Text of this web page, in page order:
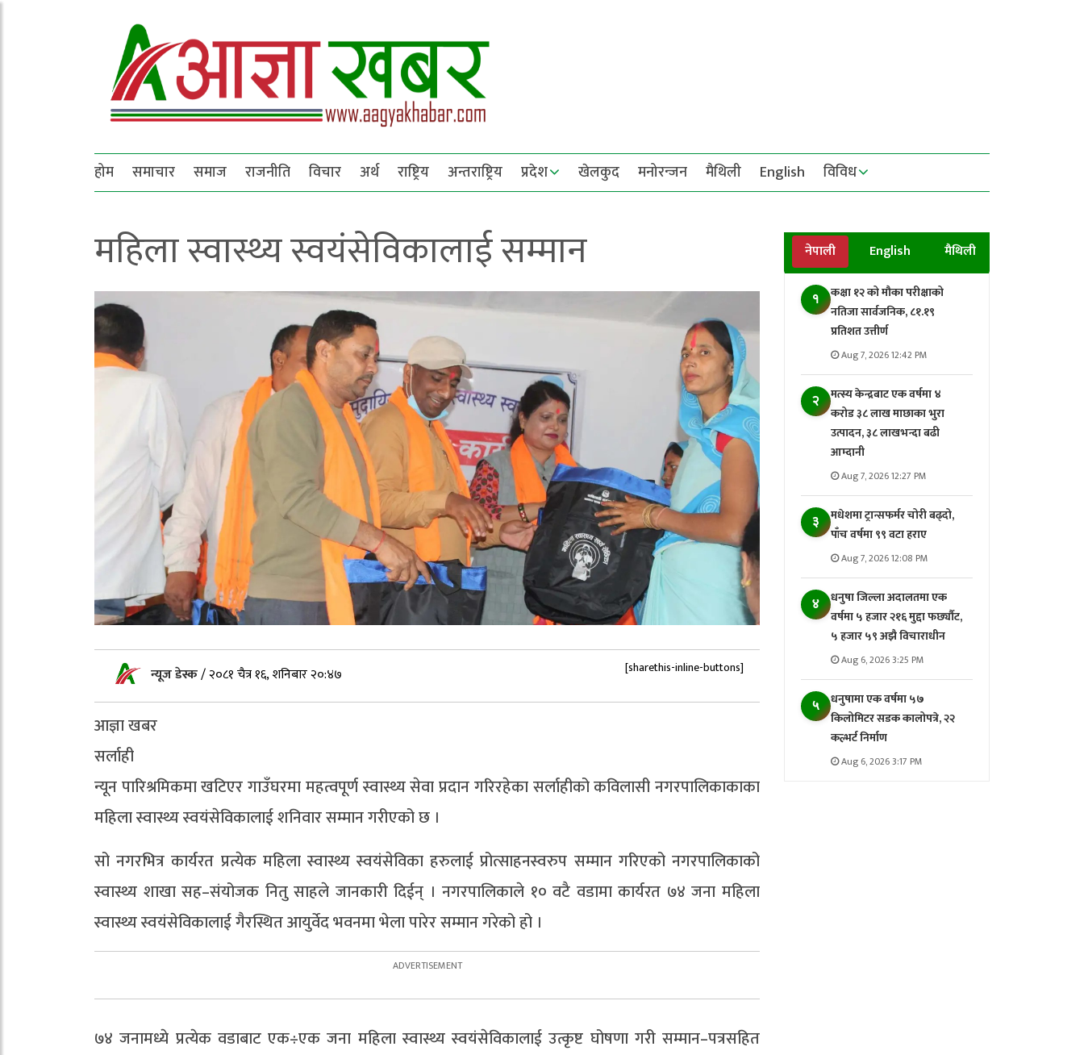
होम समाचार समाज राजनीति विचार अर्थ राष्ट्रिय अन्तराष्ट्रिय प्रदेश खेलकुद मनोरन्जन मैथिली English विविध
महिला स्वास्थ्य स्वयंसेविकालाई सम्मान
न्यूज डेस्क/२०८१ चैत्र १६, शनिबार २०:४७ [sharethis-inline-buttons]
आज्ञा खबर
सर्लाही
न्यून पारिश्रमिकमा खटिएर गाउँघरमा महत्वपूर्ण स्वास्थ्य सेवा प्रदान गरिरहेका सर्लाहीको कविलासी नगरपालिकाकाका
महिला स्वास्थ्य स्वयंसेविकालाई शनिवार सम्मान गरीएको छ ।
सो नगरभित्र कार्यरत प्रत्येक महिला स्वास्थ्य स्वयंसेविका हरुलाई प्रोत्साहनस्वरुप सम्मान गरिएको नगरपालिकाको
स्वास्थ्य शाखा सह–संयोजक नितु साहले जानकारी दिईन् । नगरपालिकाले १० वटै वडामा कार्यरत ७४ जना महिला
स्वास्थ्य स्वयंसेविकालाई गैरस्थित आयुर्वेद भवनमा भेला पारेर सम्मान गरेको हो ।
७४ जनामध्ये प्रत्येक वडाबाट एक÷एक जना महिला स्वास्थ्य स्वयंसेविकालाई उत्कृष्ट घोषणा गरी सम्मान–पत्रसहित
नेपाली English मैथिली
१
कक्षा १२ को मौका परीक्षाको
नतिजा सार्वजनिक, ८१.१९
प्रतिशत उत्तीर्ण
Aug 7, 2026 12:42 PM
२
मत्स्य केन्द्रबाट एक वर्षमा ४
करोड ३८ लाख माछाका भुरा
उत्पादन, ३८ लाखभन्दा बढी
आम्दानी
Aug 7, 2026 12:27 PM
३
मधेशमा ट्रान्सफर्मर चोरी बढ्दो,
पाँच वर्षमा ९९ वटा हराए
Aug 7, 2026 12:08 PM
४
धनुषा जिल्ला अदालतमा एक
वर्षमा ५ हजार २१६ मुद्दा फर्छ्यौट,
५ हजार ५९ अझै विचाराधीन
Aug 6, 2026 3:25 PM
५
धनुषामा एक वर्षमा ५७
किलोमिटर सडक कालोपत्रे, २२
कल्भर्ट निर्माण
Aug 6, 2026 3:17 PM